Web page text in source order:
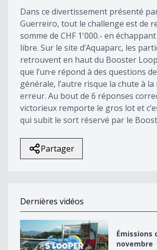
Dans ce divertissement présenté
Guerreiro, tout le challenge est de
somme de CHF 1'000.- en
libre. Sur le site d’Aquaparc, les
retrouvent en haut du Booster
que l’un·e répond à des questions
générale, l’autre risque la chute à
erreur. Au bout de 6 réponses
victorieux remporte le gros lot et
qui subit le sort réservé par le
Partager
Dernières vidéos
Émissions du 20 au 23 novembre
Émissions
novembre